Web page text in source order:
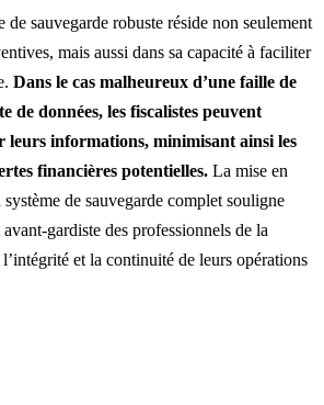
de sauvegarde robuste réside non seulement
mais aussi dans sa capacité à faciliter
Dans le cas malheureux d’une faille de
de données, les fiscalistes peuvent
leurs informations, minimisant ainsi les
financières potentielles. La mise en
de sauvegarde complet souligne
gardiste des professionnels de la
et la continuité de leurs opérations